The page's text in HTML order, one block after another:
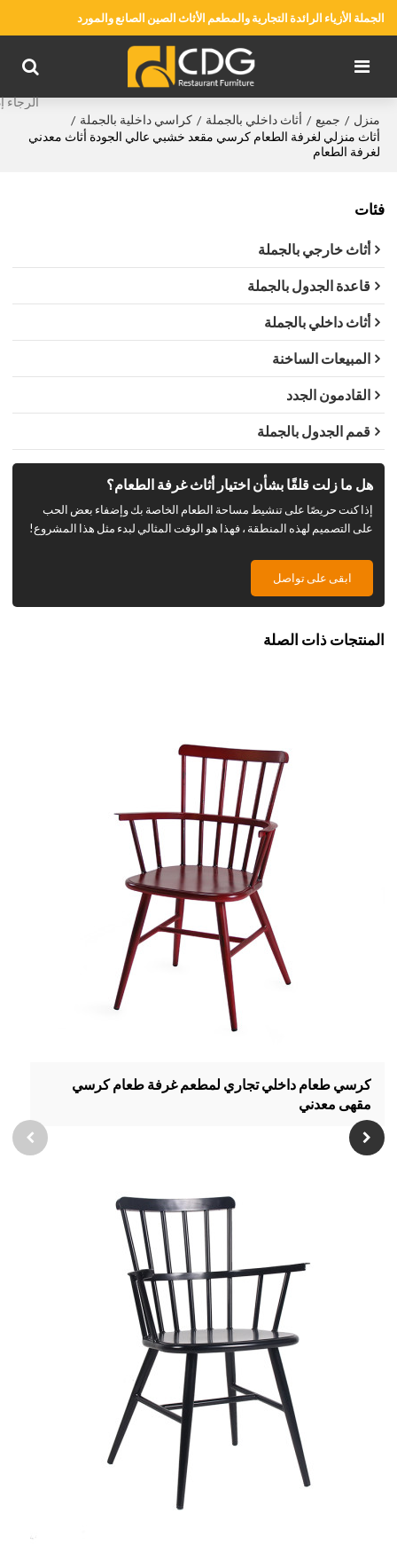
الجملة الأزياء الرائدة التجارية والمطعم الأثاث الصين الصانع والمورد
منزل / جميع / أثاث داخلي بالجملة / كراسي داخلية بالجملة /
أثاث منزلي لغرفة الطعام كرسي مقعد خشبي عالي الجودة أثاث معدني
لغرفة الطعام
فئات
أثاث خارجي بالجملة
قاعدة الجدول بالجملة
أثاث داخلي بالجملة
المبيعات الساخنة
القادمون الجدد
قمم الجدول بالجملة
هل ما زلت قلقًا بشأن اختيار أثاث غرفة الطعام؟
إذا كنت حريصًا على تنشيط مساحة الطعام الخاصة بك وإضفاء بعض الحب
على التصميم لهذه المنطقة ، فهذا هو الوقت المثالي لبدء مثل هذا المشروع!
ابقى على تواصل
المنتجات ذات الصلة
كرسي طعام داخلي تجاري لمطعم غرفة طعام كرسي
مقهى معدني